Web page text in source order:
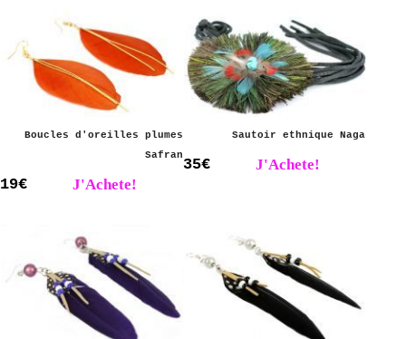
Boucles d'oreilles plumes
Safran
19€ J'Achete!
Sautoir ethnique Naga
35€ J'Achete!